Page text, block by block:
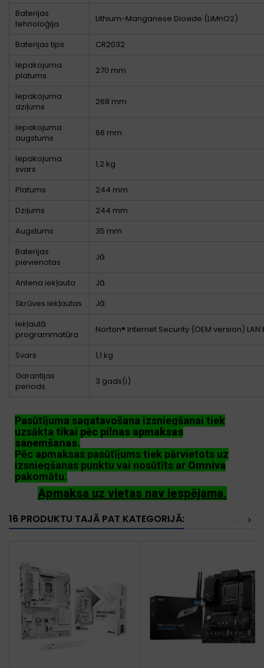
Baterijas
tehnoloģija
Lithium-Manganese Dioxide (LiMnO2)
Baterijas tips
CR2032
Iepakojuma
platums
270 mm
Iepakojuma
dziļums
268 mm
Iepakojuma
augstums
68 mm
Iepakojuma
svars
1,2 kg
Platums
244 mm
Dziļums
244 mm
Augstums
35 mm
Baterijas
pievienotas
Jā
Antena iekļauta
Jā
Skrūves iekļautas
Jā
Iekļautā
programmatūra
Norton® Internet Security (OEM version)
Svars
1,1 kg
Garantijas
periods
3 gads(i)
Pasūtījuma sagatavošana izsniegšanai tiek
uzsākta tikai pēc pilnas apmaksas
saņemšanas.
Pēc apmaksas pasūtījums tiek pārvietots uz
izsniegšanas punktu vai nosūtīts ar Omniva
pakomātu.
Apmaksa uz vietas nav iespējama.
16 PRODUKTU TAJĀ PAT KATEGORIJĀ: >